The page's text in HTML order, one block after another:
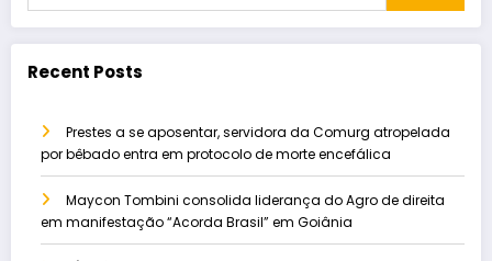
Recent Posts
Prestes a se aposentar, servidora da Comurg atropelada
por bêbado entra em protocolo de morte encefálica
Maycon Tombini consolida liderança do Agro de direita
em manifestação “Acorda Brasil” em Goiânia